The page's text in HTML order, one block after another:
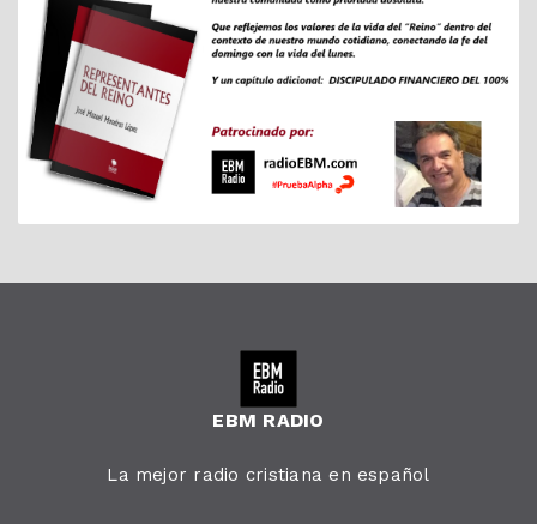
EBM RADIO
La mejor radio cristiana en español